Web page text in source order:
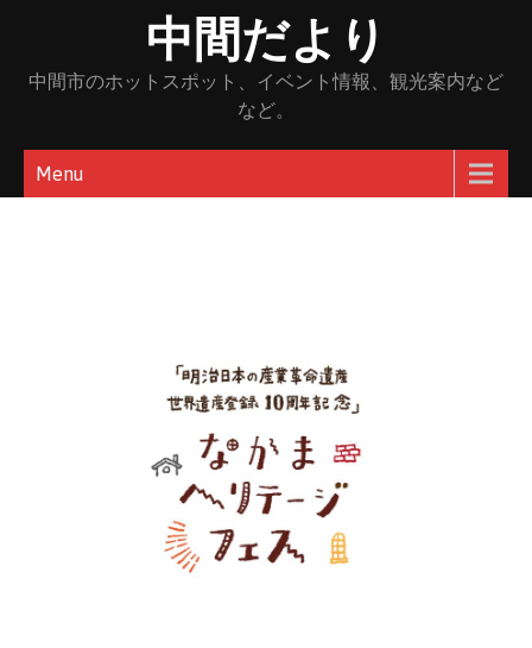
content
中間だより
中間市のホットスポット、イベント情報、観光案内など
など。
Menu